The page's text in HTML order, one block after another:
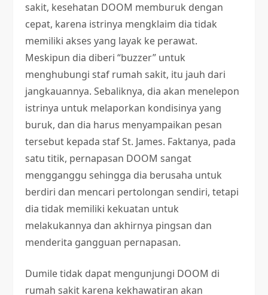
sakit, kesehatan DOOM memburuk dengan
cepat, karena istrinya mengklaim dia tidak
memiliki akses yang layak ke perawat.
Meskipun dia diberi “buzzer” untuk
menghubungi staf rumah sakit, itu jauh dari
jangkauannya. Sebaliknya, dia akan menelepon
istrinya untuk melaporkan kondisinya yang
buruk, dan dia harus menyampaikan pesan
tersebut kepada staf St. James. Faktanya, pada
satu titik, pernapasan DOOM sangat
mengganggu sehingga dia berusaha untuk
berdiri dan mencari pertolongan sendiri, tetapi
dia tidak memiliki kekuatan untuk
melakukannya dan akhirnya pingsan dan
menderita gangguan pernapasan.
Dumile tidak dapat mengunjungi DOOM di
rumah sakit karena kekhawatiran akan